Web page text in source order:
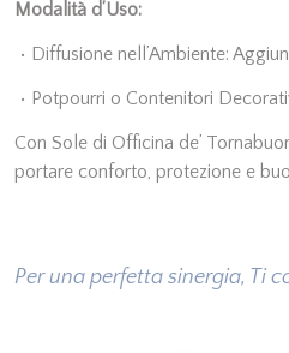
Modalità d’Uso:
• Diffusione nell’Ambiente:
• Potpourri o Contenitori
Con Sole di Officina de’
portare conforto, protezione e
Per una perfetta sinergia, Ti